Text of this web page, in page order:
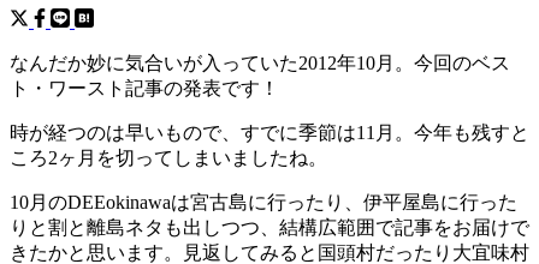
なんだか妙に気合いが入っていた2012年10月。今回のベス
ト・ワースト記事の発表です！
時が経つのは早いもので、すでに季節は11月。今年も残すと
ころ2ヶ月を切ってしまいましたね。
10月のDEEokinawaは宮古島に行ったり、伊平屋島に行った
りと割と離島ネタも出しつつ、結構広範囲で記事をお届けで
きたかと思います。見返してみると国頭村だったり大宜味村